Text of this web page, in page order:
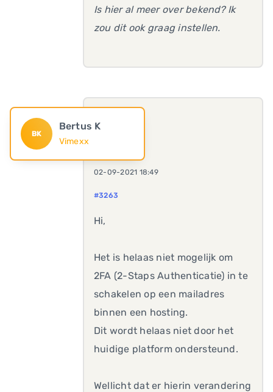
Is hier al meer over bekend? Ik
zou dit ook graag instellen.
BK
Bertus K
Vimexx
02-09-2021 18:49
#3263
Hi,
Het is helaas niet mogelijk om
2FA (2-Staps Authenticatie) in te
schakelen op een mailadres
binnen een hosting.
Dit wordt helaas niet door het
huidige platform ondersteund.
Wellicht dat er hierin verandering